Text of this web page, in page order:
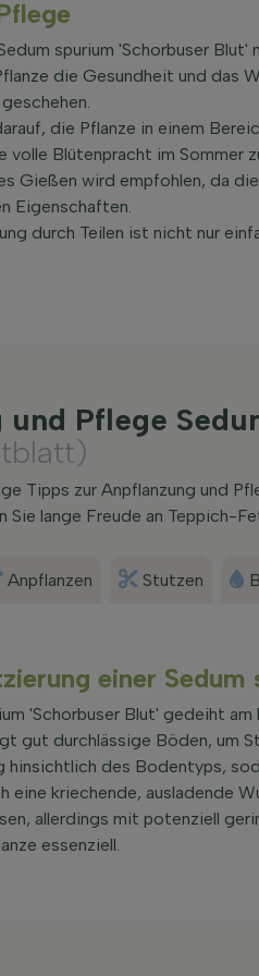
spurium 'Schorbuser
die Gesundheit und das
die Pflanze in einem
volle Blütenpracht im Sommer
Gießen wird empfohlen, da
Eigenschaften.
durch Teilen ist nicht nur
und Pflege
Tipps zur Anpflanzung und
Sie lange Freude an Teppich-
Anpflanzen Stutzen
einer
'Schorbuser Blut' gedeiht
gut durchlässige Böden, um
hinsichtlich des Bodentyps,
eine kriechende, ausladende
allerdings mit potenziell
essenziell.